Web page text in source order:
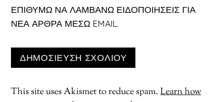
ΕΠΙΘΥΜΏ ΝΑ ΛΑΜΒΆΝΩ ΕΙΔΟΠΟΙΉΣΕΙΣ ΓΙΑ
ΝΈΑ ΆΡΘΡΑ ΜΈΣΩ EMAIL.
This site uses Akismet to reduce spam.Learn how